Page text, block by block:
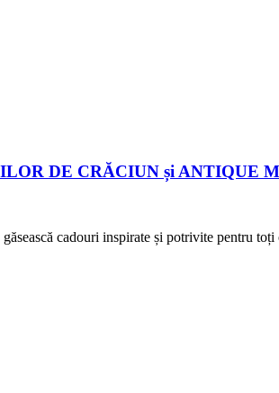
DE CRĂCIUN și ANTIQUE
cadouri inspirate și potrivite pentru